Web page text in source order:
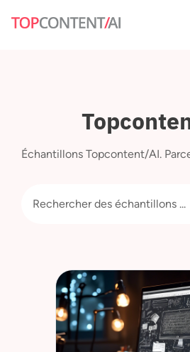
Échantillons Topcontent/AI.